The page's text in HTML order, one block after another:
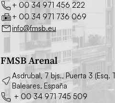
+ 00 34 971 456 222
+ 00 34 971 736 069
info@fmsb.eu
FMSB Arenal
Asdrubal, 7 bjs., Puerta 3
Baleares, España
+ 00 34 971 745 509